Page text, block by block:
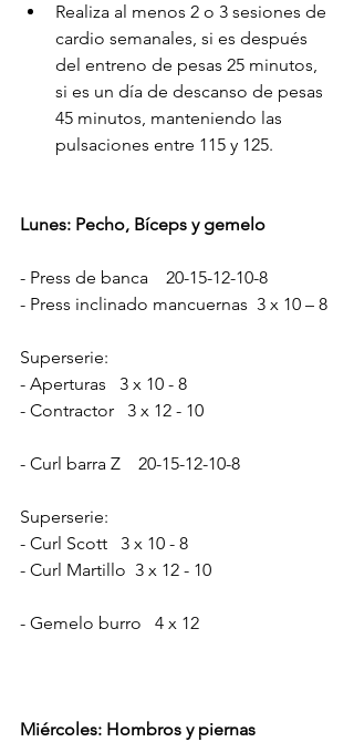
Realiza al menos 2 o 3 sesiones de
cardio semanales, si es después
del entreno de pesas 25 minutos,
si es un día de descanso de pesas
45 minutos, manteniendo las
pulsaciones entre 115 y 125.
Lunes: Pecho, Bíceps y gemelo
- Press de banca    20-15-12-10-8
- Press inclinado mancuernas  3 x 10 – 8
Superserie:
- Aperturas   3 x 10 - 8
- Contractor   3 x 12 - 10
- Curl barra Z    20-15-12-10-8
Superserie:
- Curl Scott   3 x 10 - 8
- Curl Martillo  3 x 12 - 10
- Gemelo burro   4 x 12
Miércoles: Hombros y piernas